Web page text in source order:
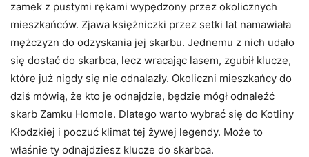
zamek z pustymi rękami wypędzony przez okolicznych
mieszkańców. Zjawa księżniczki przez setki lat namawiała
mężczyzn do odzyskania jej skarbu. Jednemu z nich udało
się dostać do skarbca, lecz wracając lasem, zgubił klucze,
które już nigdy się nie odnalazły. Okoliczni mieszkańcy do
dziś mówią, że kto je odnajdzie, będzie mógł odnaleźć
skarb Zamku Homole. Dlatego warto wybrać się do Kotliny
Kłodzkiej i poczuć klimat tej żywej legendy. Może to
właśnie ty odnajdziesz klucze do skarbca.